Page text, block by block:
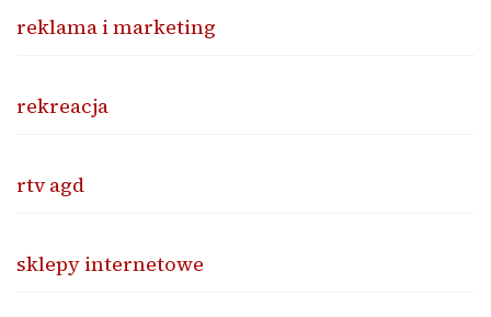
reklama i marketing
rekreacja
rtv agd
sklepy internetowe